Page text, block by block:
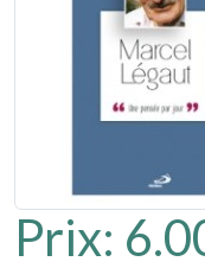
Prix: